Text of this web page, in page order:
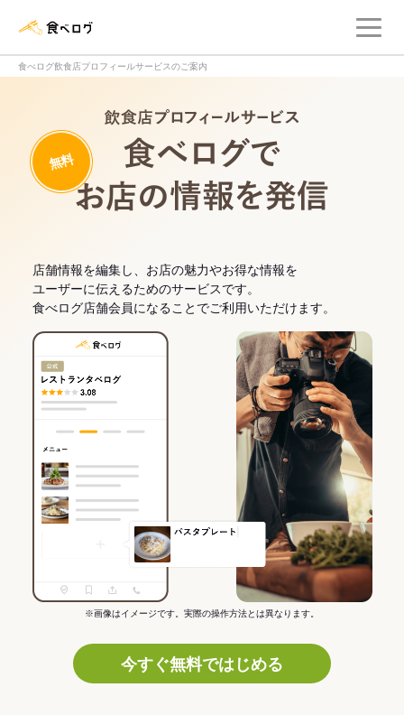
食べログ飲食店プロフィールサービスのご案内
無料
店舗情報を編集し、お店の魅力やお得な情報を
ユーザーに伝えるためのサービスです。
食べログ店舗会員になることでご利用いただけます。
※画像はイメージです。実際の操作方法とは異なります。
今すぐ無料ではじめる